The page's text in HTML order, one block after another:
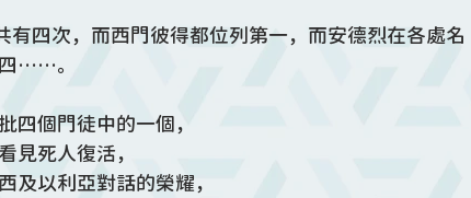
有四次，而西門彼得都位列第一，而安德烈在各處名
……。
四個門徒中的一個，
見死人復活，
及以利亞對話的榮耀，